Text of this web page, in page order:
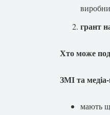
грант
Хто може
ЗМІ та
мають